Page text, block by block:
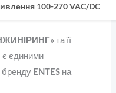
100-270 VAC/DC
та її
є єдиними
бренду ENTESна